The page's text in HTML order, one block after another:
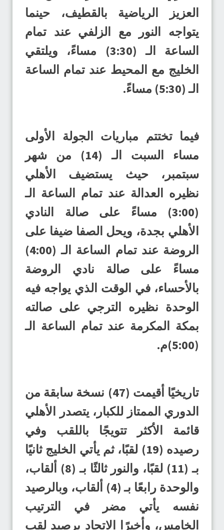
العزيز الرياضية بالقطيف، حينما
يتواجه النور مع الزلفي عند تمام
الساعة الـ (3:30) مساءً، ويلتقي
الخليج مع المحيط عند تمام الساعة
الـ (5:30) مساءً.
فيما تختتم مباريات الجولة الأولى
مساء السبت الـ (14) من شهر
سبتمبر، حيث يستضيف الأهلي
نظيره العدالة عند تمام الساعة الـ
(3:00) مساءً على صالة النادي
الأهلي بجدة، ويحل الصفا ضيفا على
الروضة عند تمام الساعة الـ (4:00)
مساءً على صالة نادي الروضة
بالأحساء، في الوقت الذي يواجه فيه
الوحدة نظيره الترجي على صالته
بمكة المكرمة عند تمام الساعة الـ
(5:00)م.
تاريخيًا أقيمت (47) نسخة سابقة من
الدوري الممتاز للكبار، يتصدر الأهلي
قائمة الأكثر تتويجًا باللقب وفي
رصيده (19) لقبًا، ثم يأتي الخليج ثانيًا
بـ (11) لقبًا، والنور ثالثًا بـ (8) ألقاب،
والوحدة رابعًا بـ (4) ألقاب، وبالرصيد
نفسه يأتي مضر في الترتيب
الخامس، وأخيرًا الاتحاد برصيد لقب